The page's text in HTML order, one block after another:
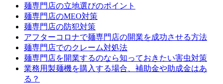
麺専門店の立地選びのポイント
麺専門店のMEO対策
麺専門店の防犯対策
アフターコロナで麺専門店の開業を成功させる方法
麺専門店でのクレーム対処法
麺専門店を開業するのなら知っておきたい害虫対策
業務用製麺機を購入する場合、補助金や助成金はあ
る？